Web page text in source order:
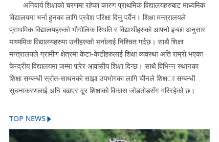
अनिवार्य शिक्षाको चरणमा रहेका कारण प्राथमिक विद्यालयहरुबाट माध्यमिक
विद्यालयमा भर्ना हुनका लागि प्रवेश परिक्षा दिनु पर्दैन। शिक्षा मन्त्रालयले
प्राथमिक विद्यालयहरुको भौगोलिक स्थिति र विद्यार्थीहरुको आफ्नो इच्छा अनुसार
माध्यमिक विद्यालयहरुमा उनीहरुको भर्नालाई निश्चित गर्दछ। साथै शिक्षा
मन्त्रालयले ग्रामीण क्षेत्रमा केटा-केटीहरुलाई शिक्षा व्यवस्था अति राम्रो भएका
केन्द्रीय विद्यालयमा जम्मा पारेर आवासीय शिक्षा दिन्छ। साथै विभिन्न स्थानका
शिक्षा सम्बन्धी स्रोत-साधनको साझा उपभोगका लागि चीनले शिक्षा सम्बन्धी
सूचनाकरणलाई अघि बढाएर दूर शिक्षाको विकास जोडतोडसँग गरिरहेको छ।
TOP NEWS